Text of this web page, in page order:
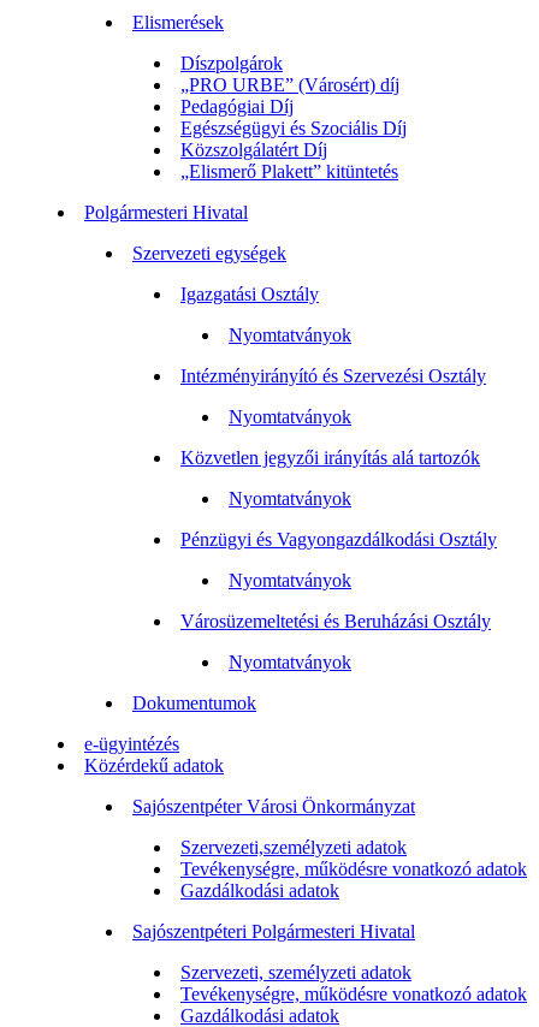
Elismerések
Díszpolgárok
„PRO URBE” (Városért) díj
Pedagógiai Díj
Egészségügyi és Szociális Díj
Közszolgálatért Díj
„Elismerő Plakett” kitüntetés
Polgármesteri Hivatal
Szervezeti egységek
Igazgatási Osztály
Nyomtatványok
Intézményirányító és Szervezési Osztály
Nyomtatványok
Közvetlen jegyzői irányítás alá tartozók
Nyomtatványok
Pénzügyi és Vagyongazdálkodási Osztály
Nyomtatványok
Városüzemeltetési és Beruházási Osztály
Nyomtatványok
Dokumentumok
e-ügyintézés
Közérdekű adatok
Sajószentpéter Városi Önkormányzat
Szervezeti,személyzeti adatok
Tevékenységre, működésre vonatkozó adatok
Gazdálkodási adatok
Sajószentpéteri Polgármesteri Hivatal
Szervezeti, személyzeti adatok
Tevékenységre, működésre vonatkozó adatok
Gazdálkodási adatok